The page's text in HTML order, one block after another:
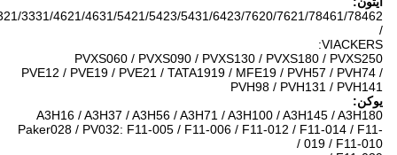
3321/3331/4621/4631/5421/5423/5431/6423/7620/7621/78461/78462
VIACKERS:
PVXS060 / PVXS090 / PVXS130 / PVXS180 / PVXS250
PVE12 / PVE19 / PVE21 / TATA1919 / MFE19 / PVH57 / PVH74 /
PVH98 / PVH131 / PVH141
یوکن:
A3H16 / A3H37 / A3H56 / A3H71 / A3H100 / A3H145 / A3H180
Paker028 / PV032: F11-005 / F11-006 / F11-012 / F11-014 / F11-
019 / F11-010 /